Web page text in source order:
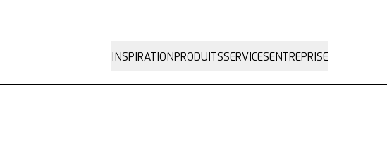
INSPIRATION PRODUITSSERVICESENTREPRISE